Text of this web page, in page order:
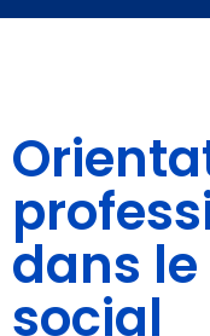
dans
social